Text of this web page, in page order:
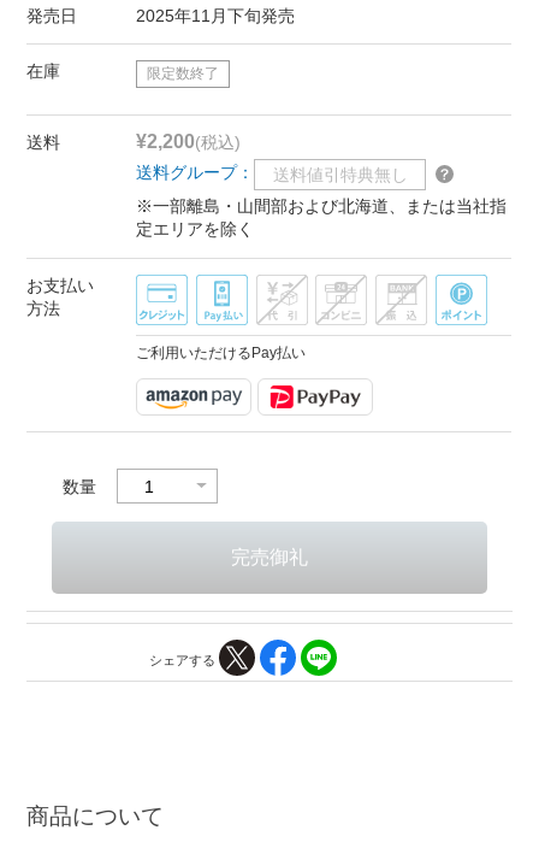
発売日 2025年11月下旬発売
在庫 限定数終了
送料 ¥2,200(税込)
送料グループ：
送料値引特典無し
※一部離島・山間部および北海道、または当社指
定エリアを除く
お支払い
方法
ご利用いただけるPay払い
数量
シェアする
商品について